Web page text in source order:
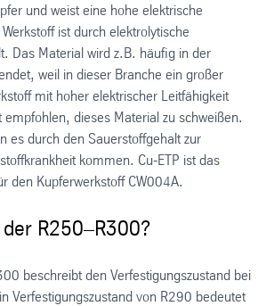
und weist eine hohe elektrische
ist durch elektrolytische
Das Material wird z.B. häufig in der
weil in dieser Branche ein großer
mit hoher elektrischer Leitfähigkeit
empfohlen, dieses Material zu schweißen.
es durch den Sauerstoffgehalt zur
kommen. Cu-ETP ist das
den Kupferwerkstoff CW004A.
R250–R300?
beschreibt den Verfestigungszustand bei
Verfestigungszustand von R290 bedeutet